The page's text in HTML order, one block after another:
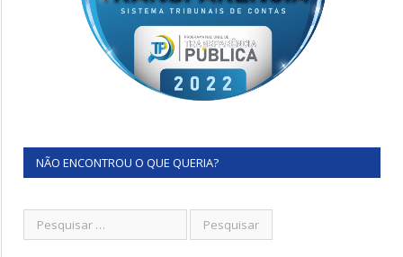
NÃO ENCONTROU O QUE QUERIA?